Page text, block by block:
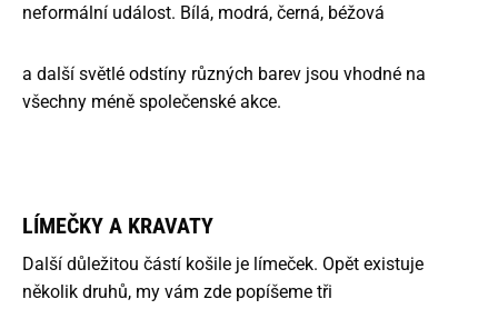
neformální událost. Bílá, modrá, černá, béžová
a další světlé odstíny různých barev jsou vhodné na
všechny méně společenské akce.
LÍMEČKY A KRAVATY
Další důležitou částí košile je límeček. Opět existuje
několik druhů, my vám zde popíšeme tři